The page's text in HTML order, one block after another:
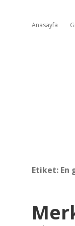
Anasayfa
Etiket: En